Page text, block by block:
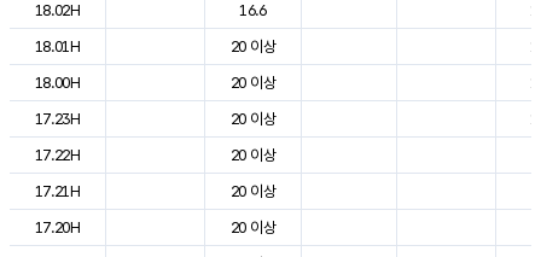
18.02H
16.6
18.01H
20 이상
18.00H
20 이상
17.23H
20 이상
17.22H
20 이상
17.21H
20 이상
17.20H
20 이상